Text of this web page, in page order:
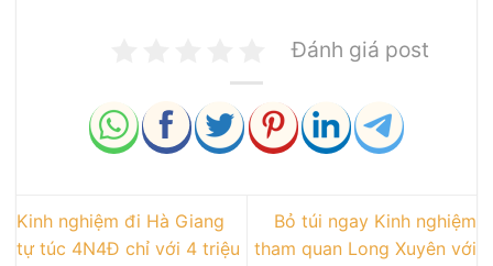
Đánh giá post
Kinh nghiệm đi Hà Giang
tự túc 4N4Đ chỉ với 4 triệu
Bỏ túi ngay Kinh nghiệm
tham quan Long Xuyên với